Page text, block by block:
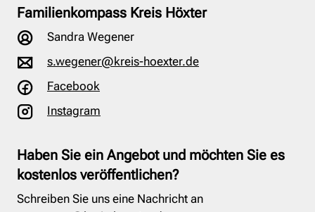
Familienkompass Kreis Höxter
Sandra Wegener
s.wegener@kreis-hoexter.de
Facebook
Instagram
Haben Sie ein Angebot und möchten Sie es
kostenlos veröffentlichen?
Schreiben Sie uns eine Nachricht an